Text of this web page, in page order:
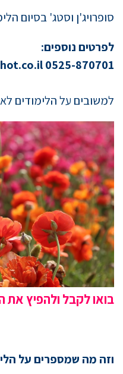
סופרויג'ן וסטג' בסיום
לפרטים נוספים:
0525-870701
למשובים על הלימודים
בואו לקבל ולהפיץ את
וזה מה שמספרים על